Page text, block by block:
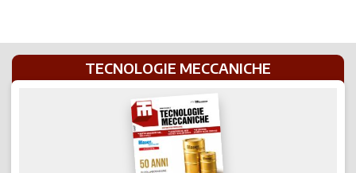
TECNOLOGIE MECCANICHE